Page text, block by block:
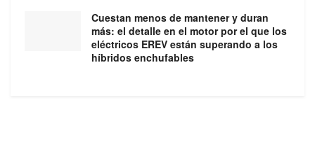
Cuestan menos de mantener y duran
más: el detalle en el motor por el que los
eléctricos EREV están superando a los
híbridos enchufables